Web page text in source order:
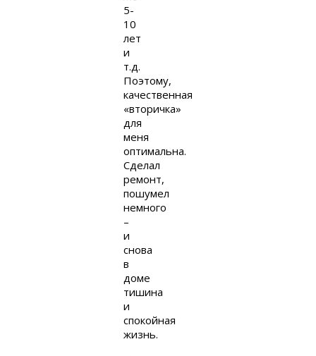
5-
10
лет
и
т.д.
Поэтому,
качественная
«вторичка»
для
меня
оптимальна.
Сделал
ремонт,
пошумел
немного
–
и
снова
в
доме
тишина
и
спокойная
жизнь.